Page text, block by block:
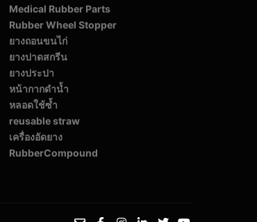
Medical Rubber Parts
Rubber Wheel Stopper
ยางถอนขนไก่
ยางปาดสกรีน
ยางประปา
หน้ากากดำน้ำ
หลอดใช้ซ้ำ
reusable straw
เครื่องอัดยาง
RubberCompound